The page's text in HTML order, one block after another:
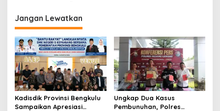
Jangan Lewatkan
Kadisdik Provinsi Bengkulu
Sampaikan Apresiasi
Ungkap Dua Kasus
Pembunuhan, Polres